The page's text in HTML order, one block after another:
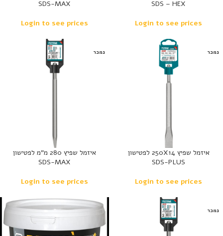
SDS – HEX
Login to see prices
SDS-MAX
Login to see prices
נמכר
איזמל שפיץ 250X14 לפטישון
SDS-PLUS
Login to see prices
נמכר
איזמל שפיץ 280 מ”מ לפטישון
SDS-MAX
Login to see prices
נמכר